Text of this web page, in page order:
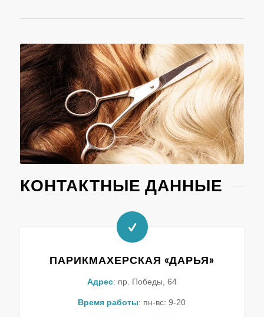
КОНТАКТНЫЕ ДАННЫЕ
ПАРИКМАХЕРСКАЯ «ДАРЬЯ»
Адрес: пр. Победы, 64
Время работы: пн-вс: 9-20